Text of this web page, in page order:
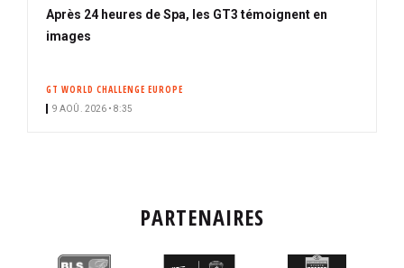
Après 24 heures de Spa, les GT3 témoignent en
images
GT WORLD CHALLENGE EUROPE
9 AOÛ. 2026 • 8:35
PARTENAIRES